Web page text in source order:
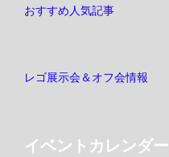
おすすめ人気記事
レゴ展示会＆オフ会情報
イベントカレンダー